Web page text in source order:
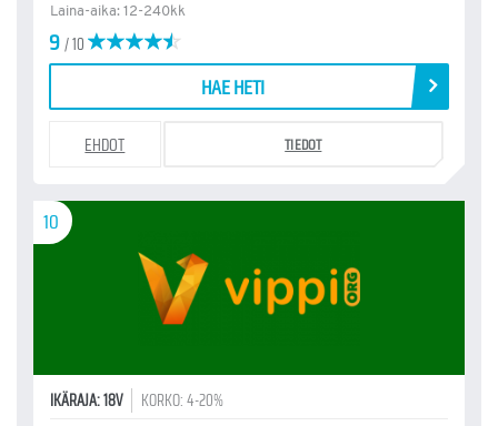
Laina-aika: 12-240kk
9/ 10
HAE HETI
EHDOT TIEDOT
10
IKÄRAJA: 18V KORKO: 4-20%